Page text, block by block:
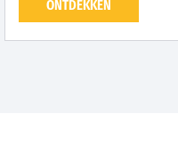
ONTDEKKEN